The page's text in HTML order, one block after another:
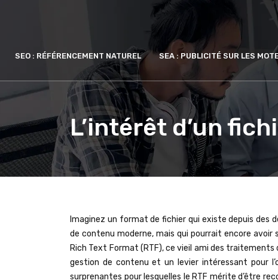
SEO : RÉFÉRENCEMENT NATUREL SEA : PUBLICITÉ SUR LES
L’intérêt d’un
Imaginez un format de fichier qui existe depuis des
de contenu moderne, mais qui pourrait encore
Rich Text Format (RTF), ce vieil ami des
gestion de contenu et un levier intéressant pour
surprenantes pour lesquelles le RTF mérite d’être